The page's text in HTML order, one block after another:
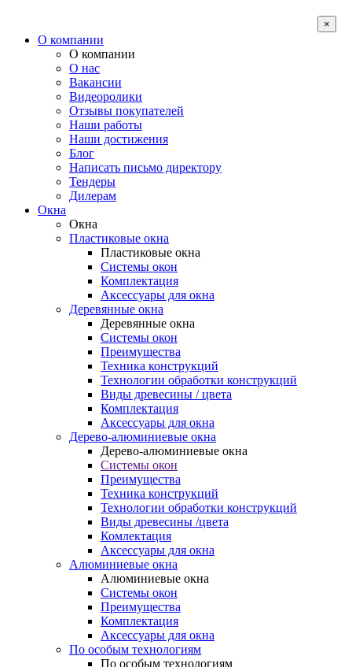
О компании
О компании
О нас
Вакансии
Видеоролики
Отзывы покупателей
Наши работы
Наши достижения
Блог
Написать письмо директору
Тендеры
Дилерам
Окна
Окна
Пластиковые окна
Пластиковые окна
Системы окон
Комплектация
Аксессуары для окна
Деревянные окна
Деревянные окна
Системы окон
Преимущества
Техника конструкций
Технологии обработки конструкций
Виды древесины / цвета
Комплектация
Аксессуары для окна
Дерево-алюминиевые окна
Дерево-алюминиевые окна
Системы окон
Преимущества
Техника конструкций
Технологии обработки конструкций
Виды древесины /цвета
Комлектация
Аксессуары для окна
Алюминиевые окна
Алюминиевые окна
Системы окон
Преимущества
Комплектация
Аксессуары для окна
По особым технологиям
По особым технологиям
×